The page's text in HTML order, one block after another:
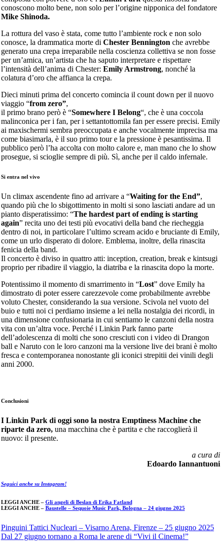
conoscono molto bene, non solo per l’origine nipponica del fondatore
Mike Shinoda.
La rottura del vaso è stata, come tutto l’ambiente rock e non solo
conosce, la drammatica morte di Chester Bennington che avrebbe
generato una crepa irreparabile nella coscienza collettiva se non fosse
per un’amica, un’artista che ha saputo interpretare e rispettare
l’intensità dell’anima di Chester: Emily Armstrong, nonché la
colatura d’oro che affianca la crepa.
Dieci minuti prima del concerto comincia il count down per il nuovo
viaggio “from zero”,
il primo brano però è “Somewhere I Belong“, che è una coccola
malinconica per i fan, per i settantottomila fan per essere precisi. Emily
ai maxischermi sembra preoccupata e anche vocalmente imprecisa ma
come biasimarla, è il suo primo tour e la pressione è pesantissima. Il
pubblico però l’ha accolta con molto calore e, man mano che lo show
prosegue, si scioglie sempre di più. Sì, anche per il caldo infernale.
Si entra nel vivo
Un climax ascendente fino ad arrivare a “Waiting for the End”,
quando più che lo sbigottimento in molti si sono lasciati andare ad un
pianto disperatissimo: “The hardest part of ending is starting
again” recita uno dei testi più evocativi della band che riecheggia
dentro di noi, in particolare l’ultimo scream acido e bruciante di Emily,
come un urlo disperato di dolore. Emblema, inoltre, della rinascita
fenicia della band.
Il concerto è diviso in quattro atti: inception, creation, break e kintsugi
proprio per ribadire il viaggio, la diatriba e la rinascita dopo la morte.
Potentissimo il momento di smarrimento in “Lost” dove Emily ha
dimostrato di poter essere carezzevole come probabilmente avrebbe
voluto Chester, considerando la sua versione. Scivola nel vuoto del
buio e tutti noi ci perdiamo insieme a lei nella nostalgia dei ricordi, in
una dimensione confusionaria in cui sentiamo le canzoni della nostra
vita con un’altra voce. Perché i Linkin Park fanno parte
dell’adolescenza di molti che sono cresciuti con i video di Drangon
ball e Naruto con le loro canzoni ma la versione live dei brani è molto
fresca e contemporanea nonostante gli iconici strepitii dei vinili degli
anni 2000.
Conclusioni
I Linkin Park di oggi sono la nostra Emptiness Machine che
riparte da zero,una macchina che è partita e che raccoglierà il
nuovo: il presente.
a cura di
Edoardo Iannantuoni
Seguici anche su Instagram!
LEGGI ANCHE – Gli angeli di Beslan di Erika Fatland
LEGGI ANCHE – Baustelle – Sequoie Music Park, Bologna – 24 giugno 2025
Navigazione
Pinguini Tattici Nucleari – Visarno Arena, Firenze – 25 giugno 2025
Dal 27 giugno tornano a Roma le arene di “Vivi il Cinema!”